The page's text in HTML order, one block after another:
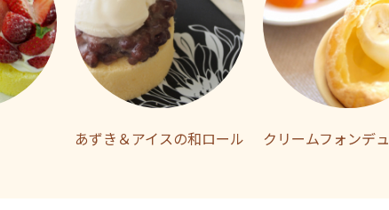
あずき＆アイスの和ロール クリームフォンデュ